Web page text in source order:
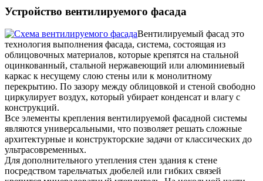
Устройство вентилируемого фасада
Вентилируемый фасад это
технология выполнения фасада, система, состоящая из
облицовочных материалов, которые крепятся на стальной
оцинкованный, стальной нержавеющий или алюминиевый
каркас к несущему слою стены или к монолитному
перекрытию. По зазору между облицовкой и стеной свободно
циркулирует воздух, который убирает конденсат и влагу с
конструкций.
Все элементы крепления вентилируемой фасадной системы
являются универсальными, что позволяет решать сложные
архитектурные и конструкторские задачи от классических до
ультрасовременных.
Для дополнительного утепления стен здания к стене
посредством тарельчатых дюбелей или гибких связей